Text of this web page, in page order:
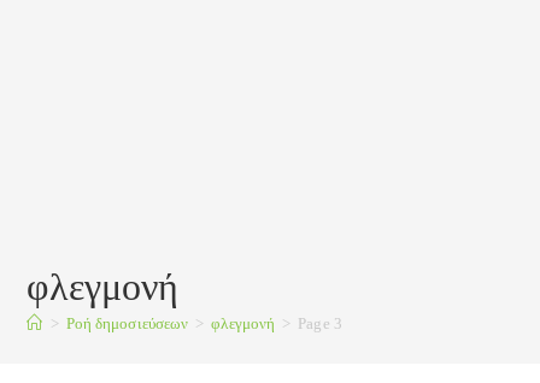
φλεγμονή
> Ροή δημοσιεύσεων > φλεγμονή > Page 3